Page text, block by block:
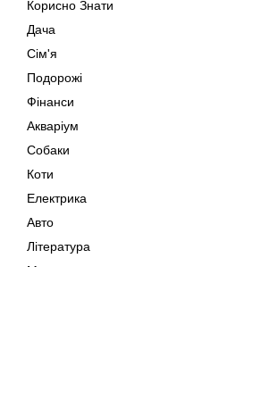
Корисно Знати
Дача
Сім'я
Подорожі
Фінанси
Акваріум
Собаки
Коти
Електрика
Авто
Література
Музика